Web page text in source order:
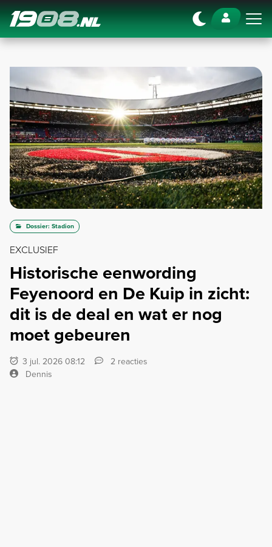
Navigation
Dossier: Stadion
EXCLUSIEF
Historische eenwording
Feyenoord en De Kuip in zicht:
dit is de deal en wat er nog
moet gebeuren
3 jul. 2026 08:12
2 reacties
Dennis